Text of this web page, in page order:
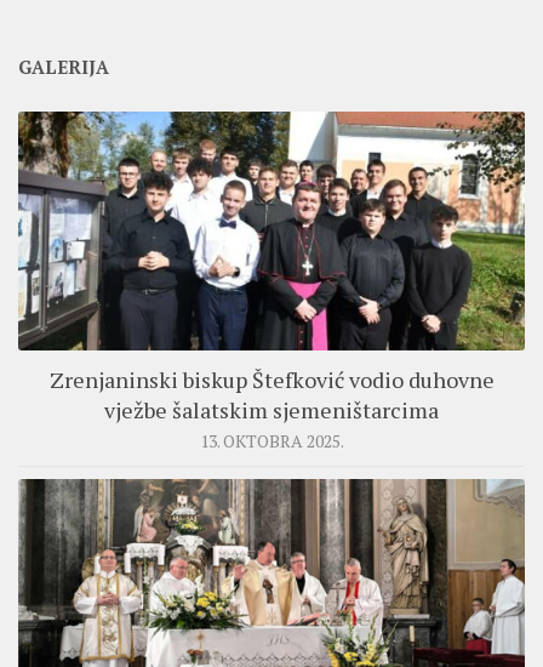
GALERIJA
Zrenjaninski biskup Štefković vodio duhovne
vježbe šalatskim sjemeništarcima
13. OKTOBRA 2025.